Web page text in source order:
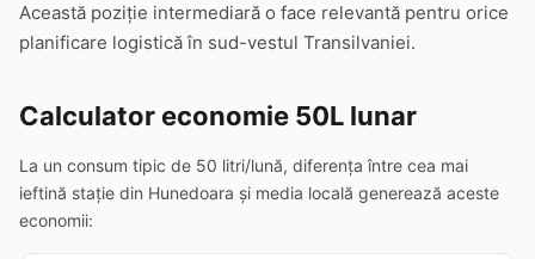
Această poziție intermediară o face relevantă pentru orice
planificare logistică în sud-vestul Transilvaniei.
Calculator economie 50L lunar
La un consum tipic de 50 litri/lună, diferența între cea mai
ieftină stație din Hunedoara și media locală generează aceste
economii: